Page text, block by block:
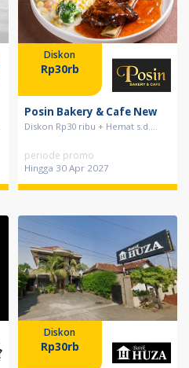
Diskon
Rp30rb
Posin Bakery & Cafe New
Diskon Rp30 ribu + Hemat s.d....
periode promo
Hingga 30 Apr 2027
Diskon
Rp30rb